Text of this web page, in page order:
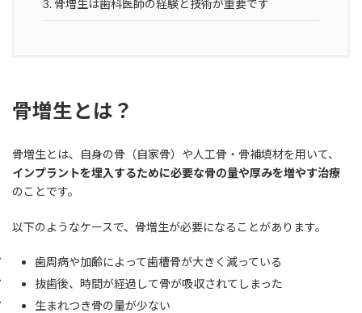
3. 骨増生は歯科医師の経験と技術が重要です
骨増生とは？
骨増生とは、自身の骨（自家骨）や人工骨・骨補填材を用いて、
インプラントを埋入するために必要な骨の量や厚みを増やす治療
のことです。
以下のようなケースで、骨増生が必要になることがあります。
歯周病や加齢によって歯槽骨が大きく減っている
抜歯後、時間が経過して骨が吸収されてしまった
生まれつき骨の量が少ない